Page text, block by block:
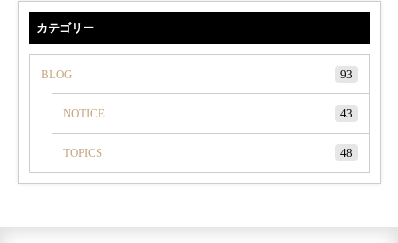
カテゴリー
BLOG 93
NOTICE 43
TOPICS 48